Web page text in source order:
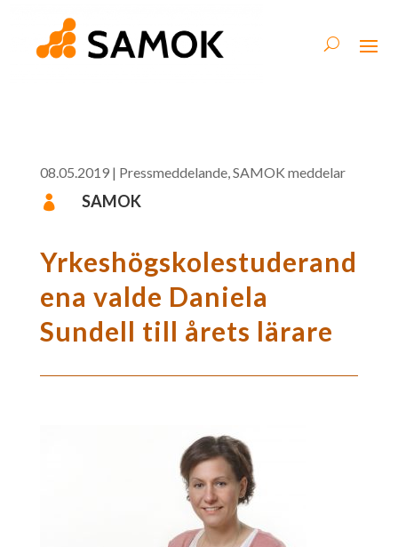
08.05.2019| Pressmeddelande,SAMOK meddelar
 SAMOK
Yrkeshögskolestuderand
ena valde Daniela
Sundell till årets lärare